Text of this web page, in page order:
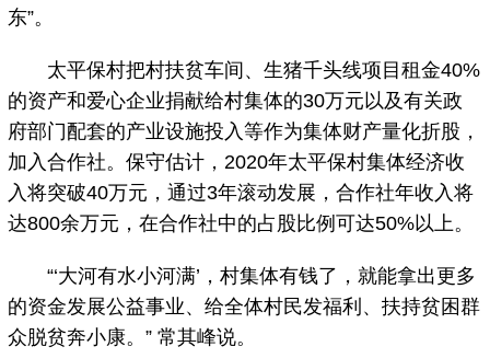
东”。
太平保村把村扶贫车间、生猪千头线项目租金40%
的资产和爱心企业捐献给村集体的30万元以及有关政
府部门配套的产业设施投入等作为集体财产量化折股，
加入合作社。保守估计，2020年太平保村集体经济收
入将突破40万元，通过3年滚动发展，合作社年收入将
达800余万元，在合作社中的占股比例可达50%以上。
“‘大河有水小河满’，村集体有钱了，就能拿出更多
的资金发展公益事业、给全体村民发福利、扶持贫困群
众脱贫奔小康。” 常其峰说。